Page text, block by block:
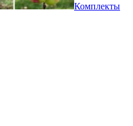
Комплекты